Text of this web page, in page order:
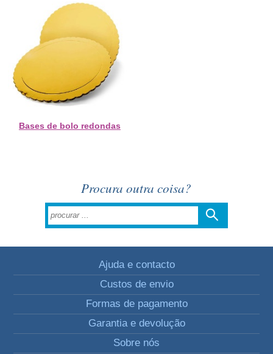
Bases de bolo redondas
Procura outra coisa?
Ajuda e contacto
Custos de envio
Formas de pagamento
Garantia e devolução
Sobre nós